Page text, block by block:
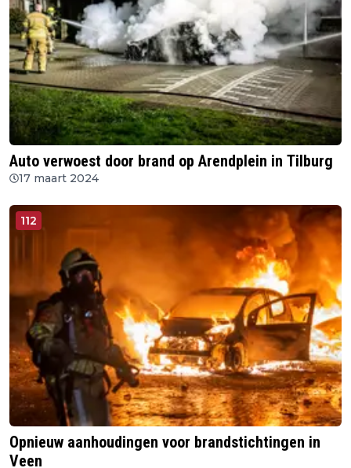
Auto verwoest door brand op Arendplein in Tilburg
17 maart 2024
112
Opnieuw aanhoudingen voor brandstichtingen in
Veen